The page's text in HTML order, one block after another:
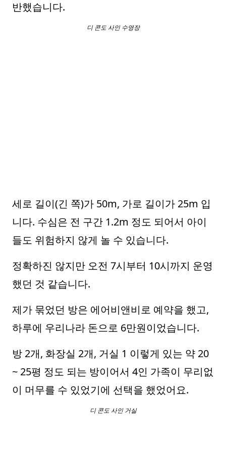
반했습니다.
디 콘도 사인 수영장
세로 길이(긴 쪽)가 50m, 가로 길이가 25m 입
니다. 수심은 전 구간 1.2m 정도 되어서 아이
들도 위험하지 않게 놀 수 있습니다.
정확하진 않지만 오전 7시부터 10시까지 운영
했던 것 같습니다.
제가 묶었던 방은 에어비앤비로 예약을 했고,
하루에 우리나라 돈으로 6만원이었습니다.
방 2개, 화장실 2개, 거실 1 이렇게 있는 약 20
~ 25평 정도 되는 방이어서 4인 가족이 무리없
이 머무를 수 있었기에 선택을 했었어요.
디 콘도 사인 거실